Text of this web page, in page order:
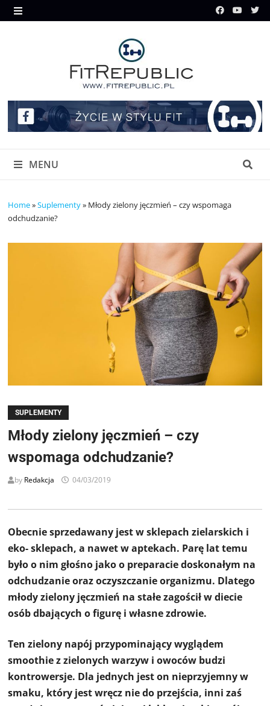
Skip
to
MENU
MENU
Home»Suplementy» Młody zielony jęczmień – czy wspomaga
odchudzanie?
SUPLEMENTY
Młody zielony jęczmień – czy
wspomaga odchudzanie?
by Redakcja 04/03/2019
Obecnie sprzedawany jest w sklepach zielarskich i
eko- sklepach, a nawet w aptekach. Parę lat temu
było o nim głośno jako o preparacie doskonałym na
odchudzanie oraz oczyszczanie organizmu. Dlatego
młody zielony jęczmień na stałe zagościł w diecie
osób dbających o figurę i własne zdrowie.
Ten zielony napój przypominający wyglądem
smoothie z zielonych warzyw i owoców budzi
kontrowersje. Dla jednych jest on nieprzyjemny w
smaku, który jest wręcz nie do przejścia, inni zaś